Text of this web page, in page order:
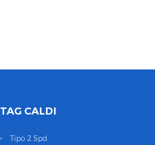
TAG CALDI
Tipo 2 Spd